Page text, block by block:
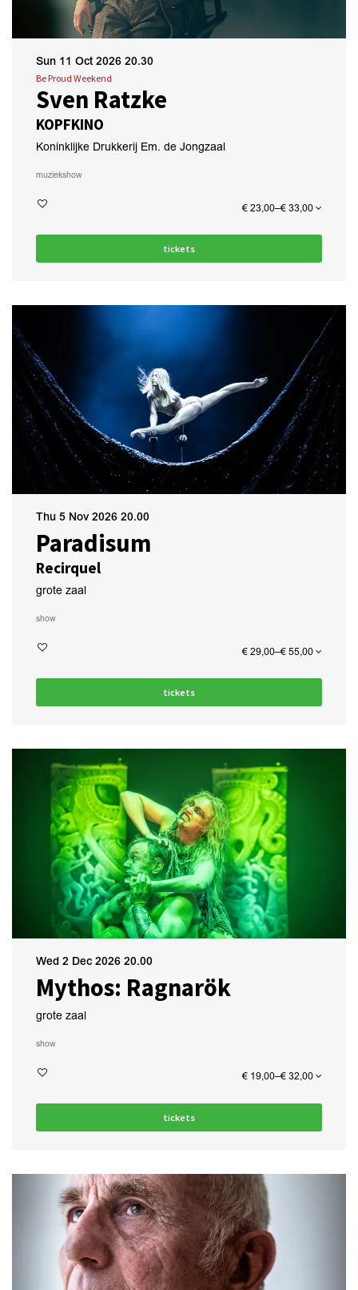
Sven Ratzke
KOPFKINO
Be Proud Weekend
Sun 11 Oct 2026 20.30
Koninklijke Drukkerij Em. de Jongzaal
muziekshow
€ 23,00–€ 33,00
tickets
Paradisum
Recirquel
Thu 5 Nov 2026 20.00
grote zaal
show
€ 29,00–€ 55,00
tickets
Mythos: Ragnarök
Wed 2 Dec 2026 20.00
grote zaal
show
€ 19,00–€ 32,00
tickets